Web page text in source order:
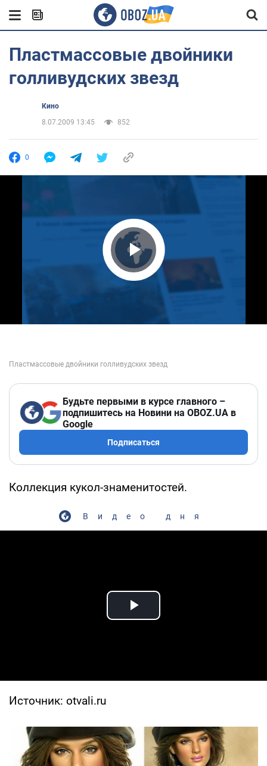
Пластмассовые двойники
голливудских звезд
Кино
8.07.2009 13:45
852
0
Play Video
Будьте первыми в курсе главного –
подпишитесь на Новини на OBOZ.UA в
Google
Подписаться
Коллекция кукол-знаменитостей.
Видео дня
Play Video
Источник: otvali.ru